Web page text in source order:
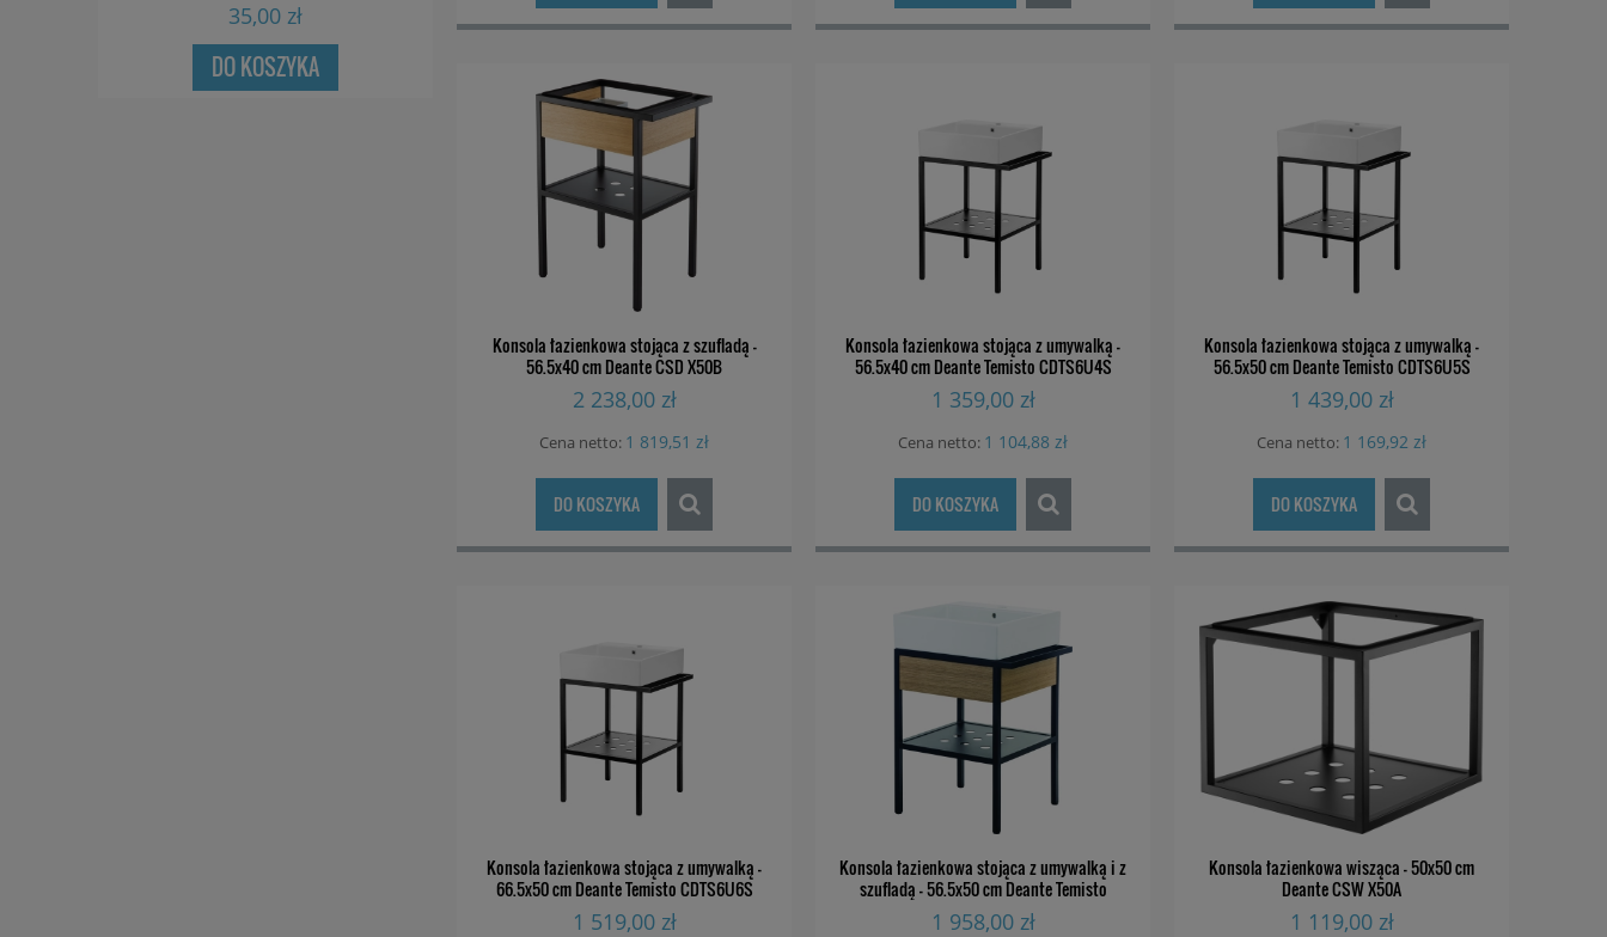
35,00 zł
DO KOSZYKA
79,00 zł 79,00 zł
1 039,00 zł
Konsola łazienkowa stojąca z szufladą -
56.5x40 cm Deante CSD X50B
2 238,00 zł
Cena netto: 1 819,51 zł
DO KOSZYKA
Konsola łazienkowa stojąca z umywalką -
56.5x40 cm Deante Temisto CDTS6U4S
1 359,00 zł
Cena netto: 1 104,88 zł
DO KOSZYKA
Konsola łazienkowa stojąca z umywalką -
56.5x50 cm Deante Temisto CDTS6U5S
1 439,00 zł
Cena netto: 1 169,92 zł
DO KOSZYKA
Konsola łazienkowa stojąca z umywalką -
66.5x50 cm Deante Temisto CDTS6U6S
1 519,00 zł
Konsola łazienkowa stojąca z umywalką i z
szufladą - 56.5x50 cm Deante Temisto
CDTD6U5S
1 958,00 zł
Konsola łazienkowa wisząca - 50x50 cm
Deante CSW X50A
1 119,00 zł